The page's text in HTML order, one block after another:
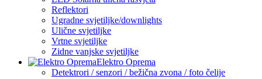
Reflektori
Ugradne svjetiljke/downlights
Ulične svjetiljke
Vrtne svjetiljke
Zidne vanjske svjetiljke
Elektro Oprema
Detektrori / senzori / bežična zvona / foto čelije